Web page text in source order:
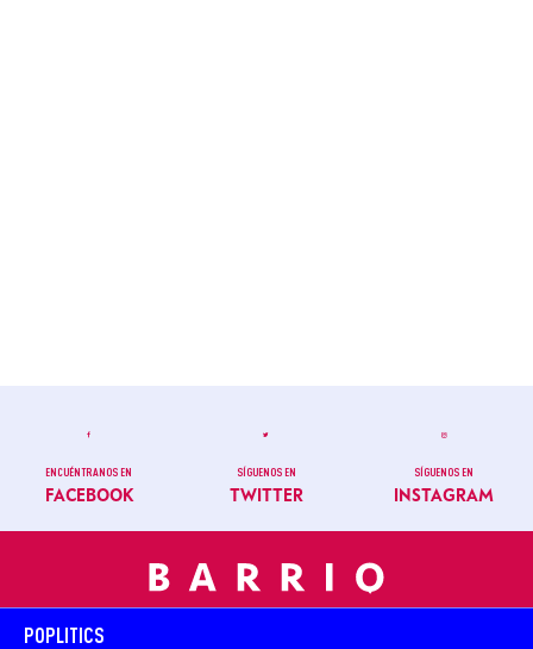
ENCUÉNTRANOS EN
FACEBOOK
SÍGUENOS EN
TWITTER
SÍGUENOS EN
INSTAGRAM
POPLITICS